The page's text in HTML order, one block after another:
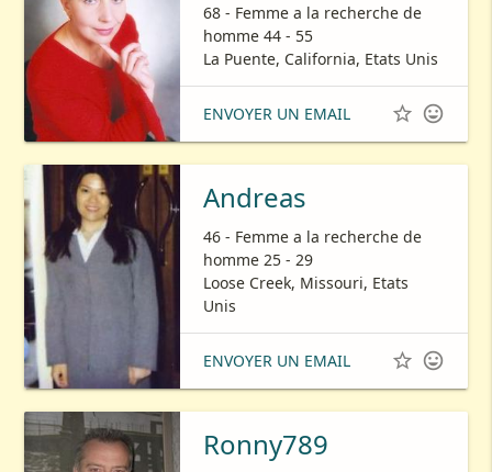
68 - Femme a la recherche de
homme 44 - 55
La Puente, California, Etats Unis
ENVOYER UN EMAIL  
Andreas
46 - Femme a la recherche de
homme 25 - 29
Loose Creek, Missouri, Etats
Unis
ENVOYER UN EMAIL  
Ronny789